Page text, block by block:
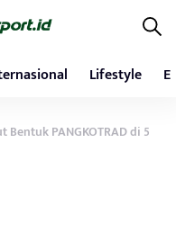
Lifestyle
PANGKOTRAD di 5